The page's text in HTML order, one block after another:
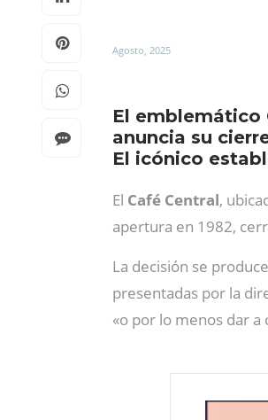
Agosto, 2025
El emblemático
anuncia su
El icónico
El Café Central,
apertura en 1982,
La decisión se
presentadas por la
«o por lo menos dar